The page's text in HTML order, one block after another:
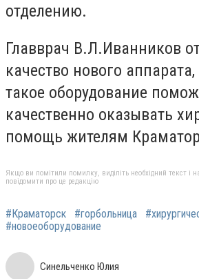
отделению.
Главврач В.Л.Иванников
качество нового
такое оборудование
качественно оказывать
помощь жителям
Якщо ви помітили помилку, виділіть необхідний текст і
повідомити про це редакцію
#Краматорск #горбольница
#новоеоборудование
Синельченко Юлия